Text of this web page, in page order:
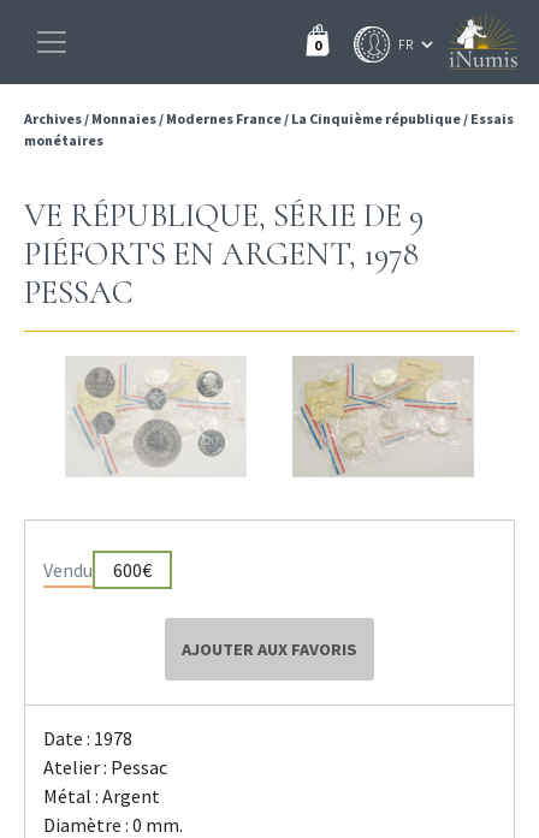
0
Archives/ Monnaies/ Modernes France/ La Cinquième république/ Essais
monétaires
VE RÉPUBLIQUE, SÉRIE DE 9
PIÉFORTS EN ARGENT, 1978
PESSAC
Vendu 600€
AJOUTER AUX FAVORIS
Date : 1978
Atelier : Pessac
Métal : Argent
Diamètre : 0 mm.